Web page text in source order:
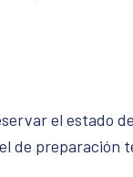
el estado
de preparación